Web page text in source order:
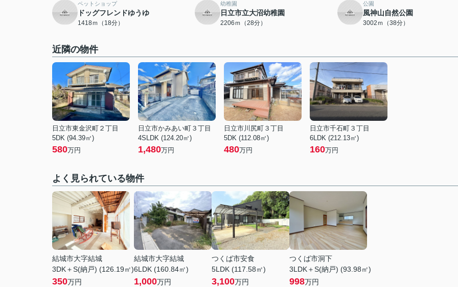
ペットショップ
ドッグフレンドゆうゆ
1418ｍ（18分）
幼稚園
日立市立大沼幼稚園
2206ｍ（28分）
公園
風神山自然公園
3002ｍ（38分）
近隣の物件
日立市東金沢町２丁目
5DK (94.39㎡)
580万円
日立市かみあい町３丁目
4SLDK (124.20㎡)
1,480万円
日立市川尻町３丁目
5DK (112.08㎡)
480万円
日立市千石町３丁目
6LDK (212.13㎡)
160万円
よく見られている物件
結城市大字結城
3DK＋S(納戸) (126.19㎡)
350万円
結城市大字結城
6LDK (160.84㎡)
1,000万円
つくば市安食
5LDK (117.58㎡)
3,100万円
つくば市洞下
3LDK＋S(納戸) (93.98㎡)
998万円